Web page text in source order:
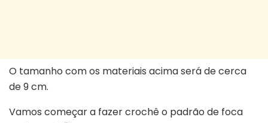
O tamanho com os materiais acima será de cerca
de 9 cm.
Vamos começar a fazer crochê o padrão de foca